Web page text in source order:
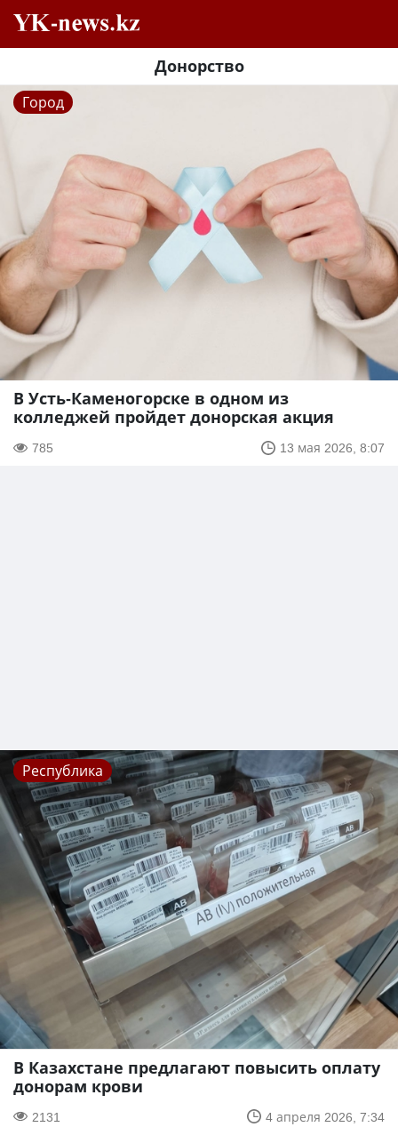
Донорство
Город
В Усть-Каменогорске в одном из
колледжей пройдет донорская акция
785 13 мая 2026, 8:07
Республика
В Казахстане предлагают повысить оплату
донорам крови
2131 4 апреля 2026, 7:34